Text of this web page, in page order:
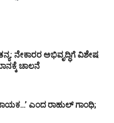
ನೇಕಾರರ ಅಭಿವೃದ್ಧಿಗೆ ವಿಶೇಷ
ಚಾಲನೆ
ಎಂದ ರಾಹುಲ್ ಗಾಂಧಿ;